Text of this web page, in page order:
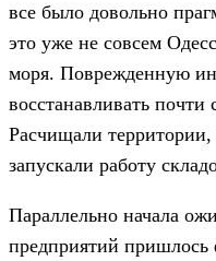
все было довольно
это уже не совсем
моря. Поврежденную
восстанавливать почти
Расчищали
запускали работу
Параллельно начала
предприятий пришлось